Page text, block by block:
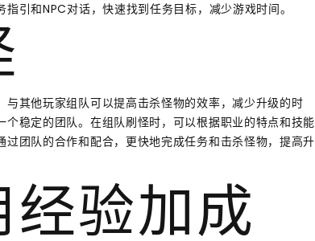
引和NPC对话，快速找到任务目标，减少游戏时间。
其他玩家组队可以提高击杀怪物的效率，减少升级的时
稳定的团队。在组队刷怪时，可以根据职业的特点和技能
团队的合作和配合，更快地完成任务和击杀怪物，提高升
经验加成